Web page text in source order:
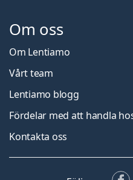
Om oss
Om Lentiamo
Vårt team
Lentiamo blogg
Fördelar med att handla
Kontakta oss